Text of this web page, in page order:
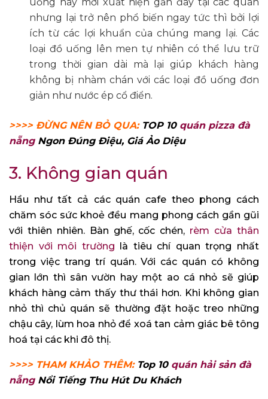
nhưng lại trở nên phổ biến ngay tức thì bởi lợi
ích từ các lợi khuẩn của chúng mang lại. Các
loại đồ uống lên men tự nhiên có thể lưu trữ
trong thời gian dài mà lại giúp khách hàng
không bị nhàm chán với các loại đồ uống đơn
giản như nước ép cổ điển.
>>>> ĐỪNG NÊN BỎ QUA: TOP 10 quán pizza đà
nẵng Ngon Đúng Điệu, Giá Ảo Diệu
3. Không gian quán
Hầu như tất cả các quán cafe theo phong cách
chăm sóc sức khoẻ đều mang phong cách gần gũi
với thiên nhiên. Bàn ghế, cốc chén, rèm cửa thân
thiện với môi trường là tiêu chí quan trọng nhất
trong việc trang trí quán. Với các quán có không
gian lớn thì sân vườn hay một ao cá nhỏ sẽ giúp
khách hàng cảm thấy thư thái hơn. Khi không gian
nhỏ thì chủ quán sẽ thường đặt hoặc treo những
chậu cây, lùm hoa nhỏ để xoá tan cảm giác bê tông
hoá tại các khi đô thị.
>>>> THAM KHẢO THÊM: Top 10 quán hải sản đà
nẵng Nổi Tiếng Thu Hút Du Khách